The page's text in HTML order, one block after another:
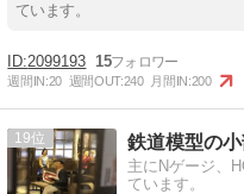
ています。
2099193 15
週間IN:20 週間OUT:240 月間IN:200
19 鉄道模型の
主にNゲージ、
ています。